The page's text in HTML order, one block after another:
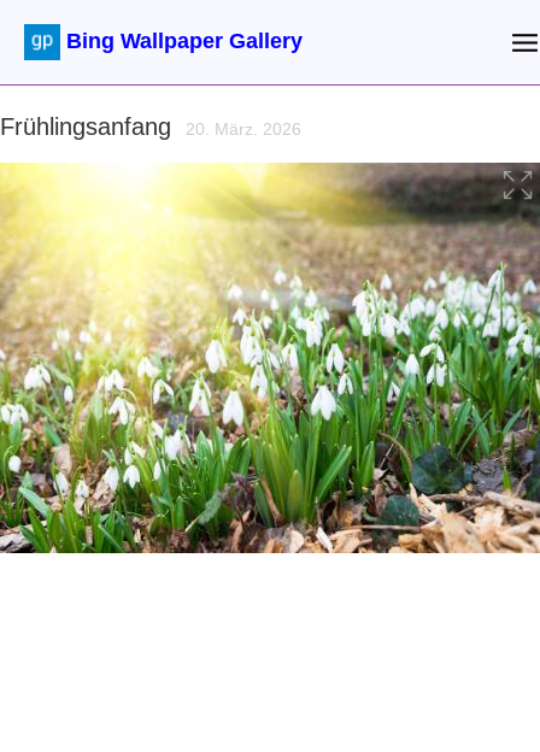
Bing Wallpaper Gallery
Frühlingsanfang 20. März. 2026